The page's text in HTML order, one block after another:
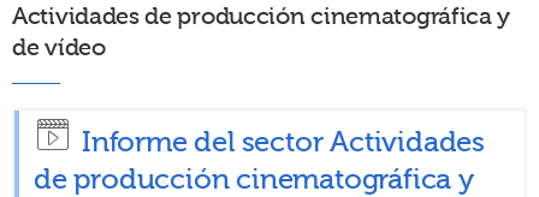
Actividades de producción cinematográfica y
de vídeo
Informe del sector Actividades
de producción cinematográfica y